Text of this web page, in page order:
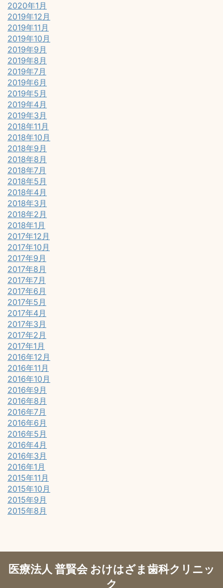
2020年1月
2019年12月
2019年11月
2019年10月
2019年9月
2019年8月
2019年7月
2019年6月
2019年5月
2019年4月
2019年3月
2018年11月
2018年10月
2018年9月
2018年8月
2018年7月
2018年5月
2018年4月
2018年3月
2018年2月
2018年1月
2017年12月
2017年10月
2017年9月
2017年8月
2017年7月
2017年6月
2017年5月
2017年4月
2017年3月
2017年2月
2017年1月
2016年12月
2016年11月
2016年10月
2016年9月
2016年8月
2016年7月
2016年6月
2016年5月
2016年4月
2016年3月
2016年1月
2015年11月
2015年10月
2015年9月
2015年8月
医療法人 普賢会 おけはざま歯科クリニッ
ク